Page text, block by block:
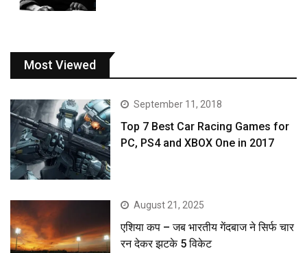
Most Viewed
September 11, 2018
Top 7 Best Car Racing Games for
PC, PS4 and XBOX One in 2017
August 21, 2025
एशिया कप – जब भारतीय गेंदबाज ने सिर्फ चार
रन देकर झटके 5 विकेट